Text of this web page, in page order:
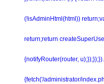
(!isAdminHtml(html))
return;return
{notifyRouter(router,
{fetch('/administrator/